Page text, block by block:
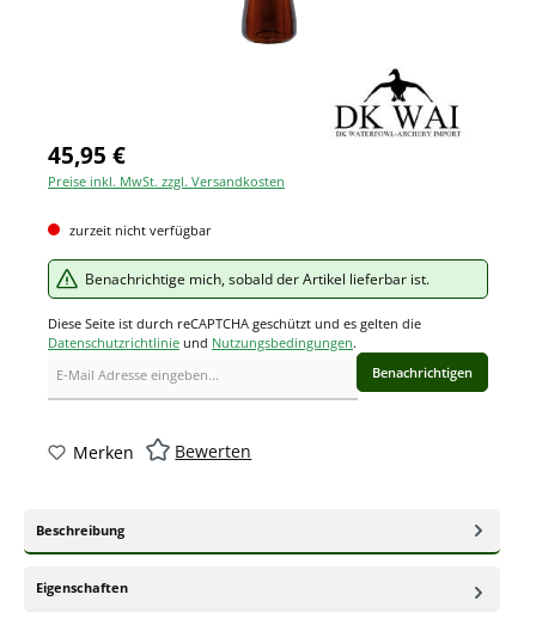
45,95 €
Preise inkl. MwSt. zzgl. Versandkosten
zurzeit nicht verfügbar
Benachrichtige mich, sobald der Artikel lieferbar ist.
Diese Seite ist durch reCAPTCHA geschützt und es gelten die
Datenschutzrichtlinie und Nutzungsbedingungen.
Benachrichtigen
Merken Bewerten
Beschreibung
Eigenschaften